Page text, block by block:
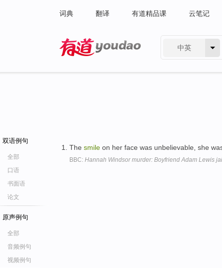
词典 翻译 有道精品课 云笔记
中英
双语例句
全部
口语
书面语
论文
原声例句
全部
音频例句
视频例句
The smile on her face was unbelievable, she
BBC: Hannah Windsor murder: Boyfriend Adam Lewis